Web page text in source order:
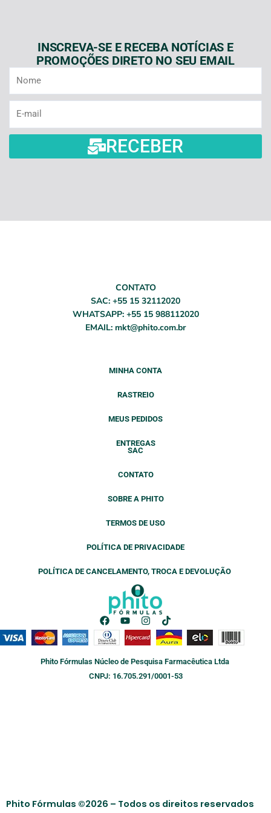
INSCREVA-SE E RECEBA NOTÍCIAS E
PROMOÇÕES DIRETO NO SEU EMAIL
RECEBER
CONTATO
SAC: +55 15 32112020
WHATSAPP: +55 15 988112020
EMAIL: mkt@phito.com.br
MINHA CONTA
RASTREIO
MEUS PEDIDOS
ENTREGAS
SAC
CONTATO
SOBRE A PHITO
TERMOS DE USO
POLÍTICA DE PRIVACIDADE
POLÍTICA DE CANCELAMENTO, TROCA E DEVOLUÇÃO
F
a
c
e
b
o
o
Y
o
u
t
u
b
e
I
n
s
t
a
g
r
T
i
k
t
o
k
Phito Fórmulas Núcleo de Pesquisa Farmacêutica Ltda
CNPJ: 16.705.291/0001-53
Phito Fórmulas ©2026 – Todos os direitos reservados